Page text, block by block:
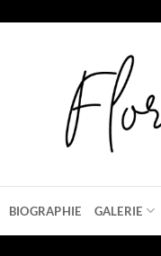
BIOGRAPHIE GALERIE